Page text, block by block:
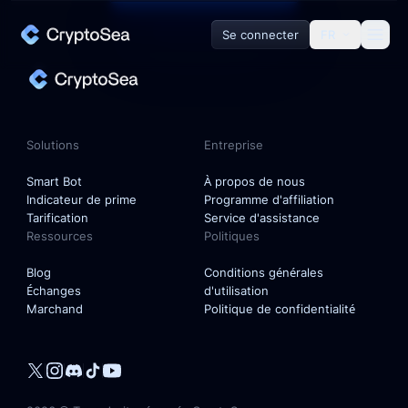
Se connecter FR
Solutions
Smart Bot
Indicateur de prime
À propos de nous
Solutions
Smart Bot
Indicateur de prime
Tarification
Entreprise
À propos de nous
Programme d'affiliation
Service d'assistance
Ressources
Blog
Échanges
Marchand
Politiques
Conditions générales
d'utilisation
Politique de confidentialité